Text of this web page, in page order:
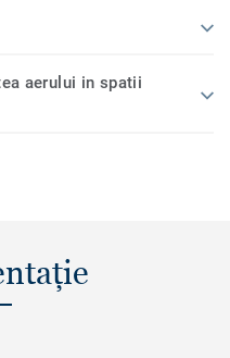
aerului in spatii